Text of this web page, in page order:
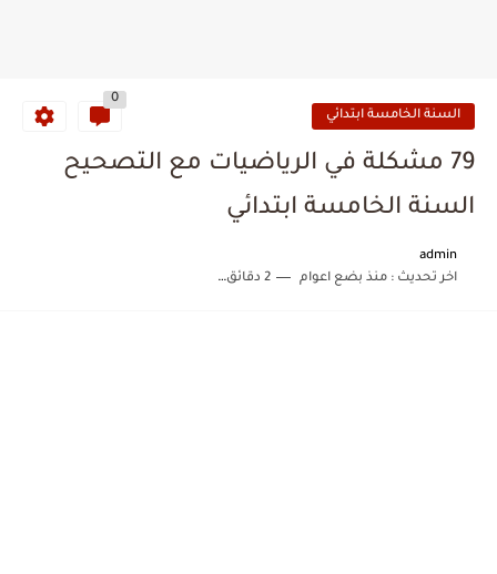
السنة الخامسة ابتدائي
0
79 مشكلة في الرياضيات مع التصحيح
السنة الخامسة ابتدائي
admin
اخر تحديث :منذ بضع اعوام 2 دقائق للقراءة